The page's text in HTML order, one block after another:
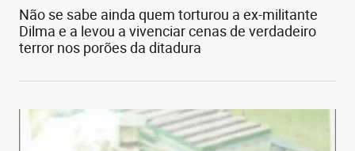
Não se sabe ainda quem torturou a ex-militante
Dilma e a levou a vivenciar cenas de verdadeiro
terror nos porões da ditadura